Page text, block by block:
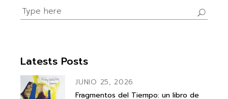
Search
for:
Latests Posts
JUNIO 25, 2026
Fragmentos del Tiempo: un libro de